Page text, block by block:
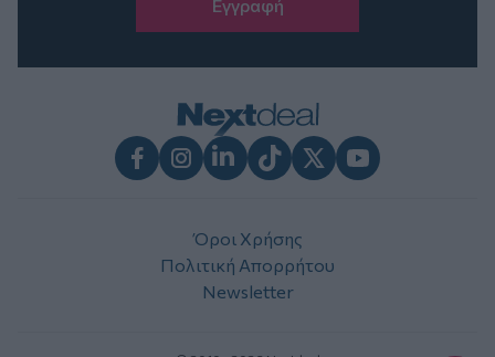
Όροι Χρήσης
Πολιτική Απορρήτου
Newsletter